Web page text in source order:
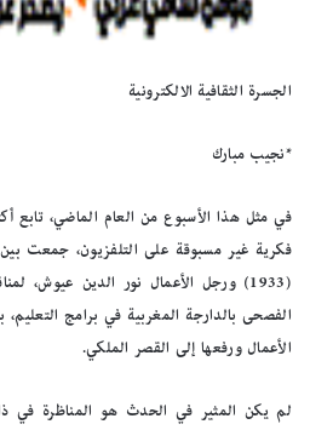
الجسرة الثقافية الالكترونية
*نجيب مبارك
في مثل هذا الأسبوع من العام الماضي، تابع
فكرية غير مسبوقة على التلفزيون، جمعت
(1933) ورجل الأعمال نور الدين عيوش،
الفصحى بالدارجة المغربية في برامج
الأعمال ورفعها إلى القصر الملكي.
لم يكن المثير في الحدث هو المناظرة في